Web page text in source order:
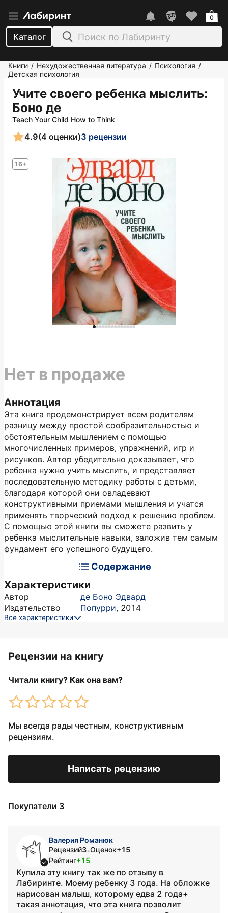
Каталог
0
Книги / Нехудожественная литература / Психология /
Детская психология
Учите своего ребенка мыслить:
Боно де
Teach Your Child How to Think
16+
4.9(4 оценки)3 рецензии
Аннотация
Эта книга продемонстрирует всем родителям
разницу между простой сообразительностью и
обстоятельным мышлением с помощью
многочисленных примеров, упражнений, игр и
рисунков. Автор убедительно доказывает, что
ребенка нужно учить мыслить, и представляет
последовательную методику работы с детьми,
благодаря которой они овладевают
конструктивными приемами мышления и учатся
применять творческий подход к решению проблем.
С помощью этой книги вы сможете развить у
ребенка мыслительные навыки, заложив тем самым
фундамент его успешного будущего.
Содержание
Характеристики
Автор
де Боно Эдвард
Издательство
Попурри, 2014
Все характеристики
Нет в продаже
Рецензии на книгу
Читали книгу? Как она вам?
Мы всегда рады честным, конструктивным
рецензиям.
Написать рецензию
Покупатели 3
Валерия Романюк
Рецензий3•Оценок+15
Рейтинг+15
Купила эту книгу так же по отзыву в
Лабиринте. Моему ребенку 3 года. На обложке
нарисован малыш, которому едва 2 года+
такая аннотация, что эта книга позволит